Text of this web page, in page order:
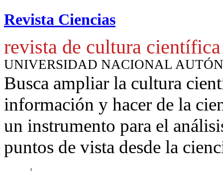
Revista Ciencias
revista de cultura científica
UNIVERSIDAD NACIONAL
Busca ampliar la cultura
información y hacer de la
un instrumento para el
puntos de vista desde la